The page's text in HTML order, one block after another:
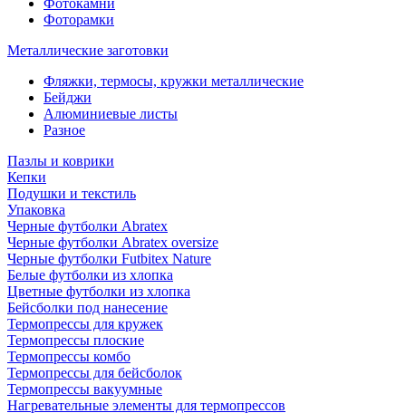
Фотокамни
Фоторамки
Металлические заготовки
Фляжки, термосы, кружки металлические
Бейджи
Алюминиевые листы
Разное
Пазлы и коврики
Кепки
Подушки и текстиль
Упаковка
Черные футболки Abratex
Черные футболки Abratex oversize
Черные футболки Futbitex Nature
Белые футболки из хлопка
Цветные футболки из хлопка
Бейсболки под нанесение
Термопрессы для кружек
Термопрессы плоские
Термопрессы комбо
Термопрессы для бейсболок
Термопрессы вакуумные
Нагревательные элементы для термопрессов